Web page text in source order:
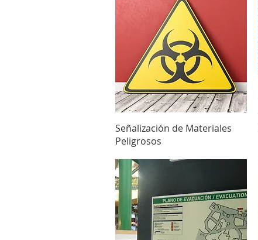
Vista rápida
Señalización de Materiales
Peligrosos